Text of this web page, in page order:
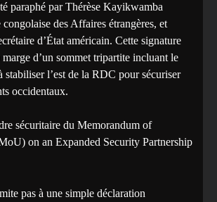
paraphé par Thérèse Kayikwamba
des Affaires étrangères, et
d’État américain. Cette signature
marge d’un sommet tripartite incluant le
stabiliser l’est de la RDC pour sécuriser
occidentaux.
sécuritaire du Memorandum of
on an Expanded Security Partnership
pas à une simple déclaration